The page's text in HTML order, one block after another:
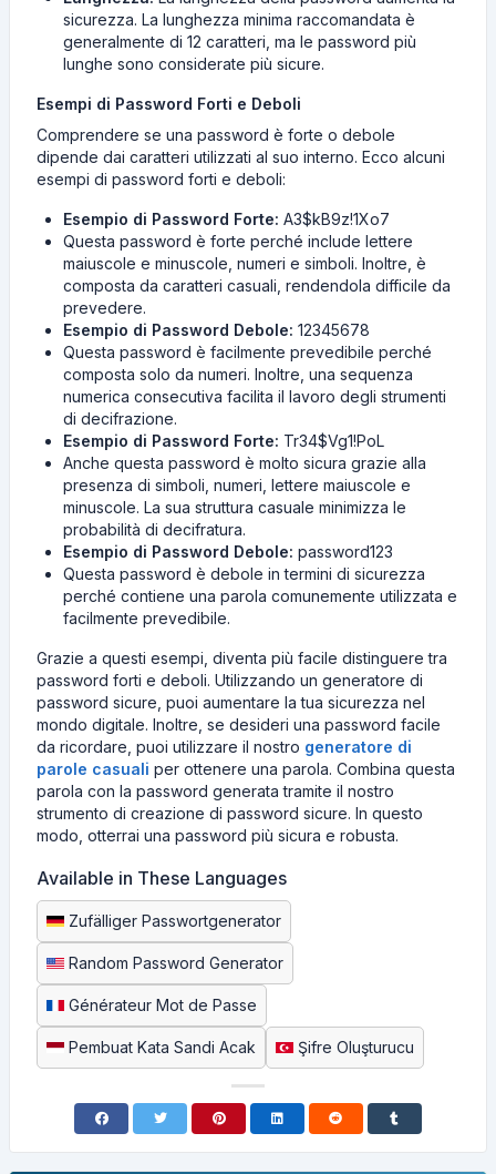
sicurezza. La lunghezza minima raccomandata è
generalmente di 12 caratteri, ma le password più
lunghe sono considerate più sicure.
Esempi di Password Forti e Deboli
Comprendere se una password è forte o debole
dipende dai caratteri utilizzati al suo interno. Ecco alcuni
esempi di password forti e deboli:
Esempio di Password Forte: A3$kB9z!1Xo7
Questa password è forte perché include lettere
maiuscole e minuscole, numeri e simboli. Inoltre, è
composta da caratteri casuali, rendendola difficile da
prevedere.
Esempio di Password Debole: 12345678
Questa password è facilmente prevedibile perché
composta solo da numeri. Inoltre, una sequenza
numerica consecutiva facilita il lavoro degli strumenti
di decifrazione.
Esempio di Password Forte: Tr34$Vg1!PoL
Anche questa password è molto sicura grazie alla
presenza di simboli, numeri, lettere maiuscole e
minuscole. La sua struttura casuale minimizza le
probabilità di decifratura.
Esempio di Password Debole: password123
Questa password è debole in termini di sicurezza
perché contiene una parola comunemente utilizzata e
facilmente prevedibile.
Grazie a questi esempi, diventa più facile distinguere tra
password forti e deboli. Utilizzando un generatore di
password sicure, puoi aumentare la tua sicurezza nel
mondo digitale. Inoltre, se desideri una password facile
da ricordare, puoi utilizzare il nostro generatore di
parole casuali per ottenere una parola. Combina questa
parola con la password generata tramite il nostro
strumento di creazione di password sicure. In questo
modo, otterrai una password più sicura e robusta.
Available in These Languages
Zufälliger Passwortgenerator
Random Password Generator
Générateur Mot de Passe
Pembuat Kata Sandi Acak Şifre Oluşturucu